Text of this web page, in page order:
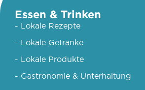
Essen & Trinken
- Lokale Rezepte
- Lokale Getränke
- Lokale Produkte
- Gastronomie & Unterhaltung